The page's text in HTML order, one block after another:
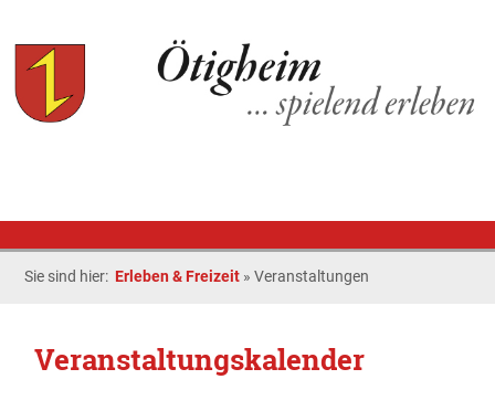
Sie sind hier: Erleben & Freizeit »Veranstaltungen
Veranstaltungskalender